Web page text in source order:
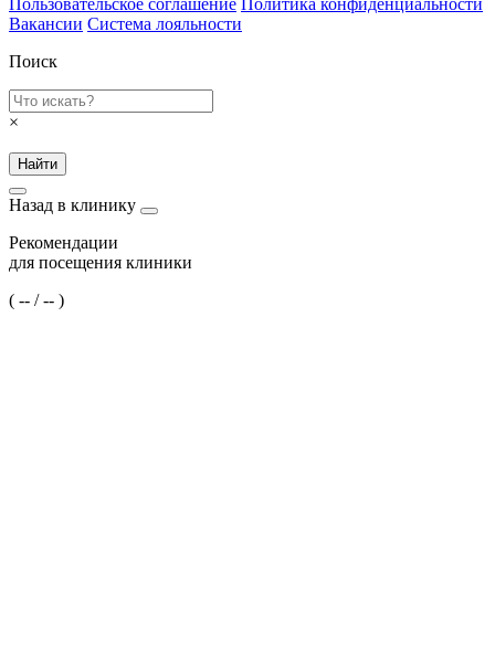
Вакансии Система лояльности
Поиск
×
Найти
Назад в клинику
Рекомендации
для посещения клиники
( -- / -- )